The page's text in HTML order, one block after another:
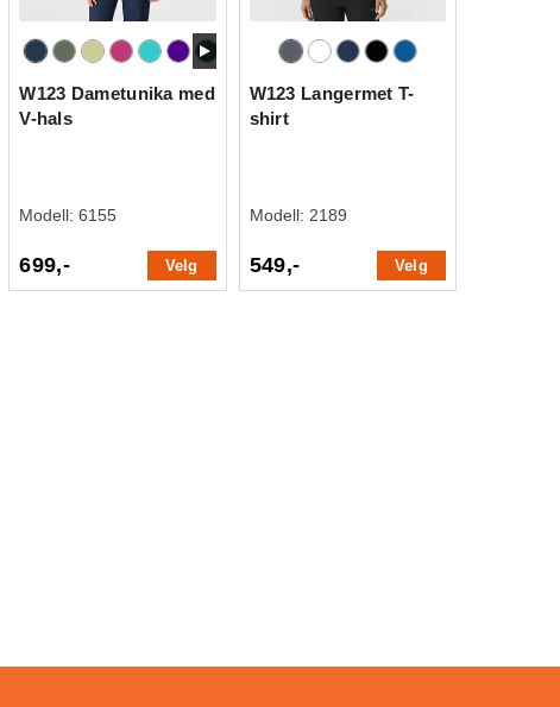
W123 Dametunika med
V-hals
Modell:6155
699,- Velg
W123 Langermet T-
shirt
Modell: 2189
549,- Velg